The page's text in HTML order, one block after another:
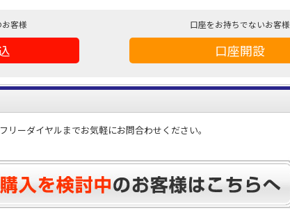
客様 口座をお持ちでないお客様
口座開設
リーダイヤルまでお気軽にお問合わせください。